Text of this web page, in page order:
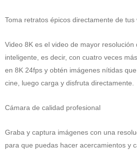
Toma retratos épicos directamente de tus
Video 8K es el video de mayor
inteligente, es decir, con cuatro veces
en 8K 24fps y obtén imágenes nítidas
cine, luego carga y disfruta directamente.
Cámara de calidad profesional
Graba y captura imágenes con una
para que puedas hacer acercamientos y